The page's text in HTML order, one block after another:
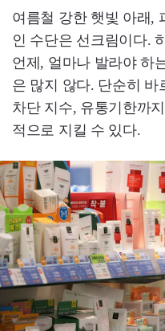
여름철 강한 햇빛 아래,
인 수단은 선크림이다.
언제, 얼마나 발라야 하
은 많지 않다. 단순히 바
차단 지수, 유통기한까
적으로 지킬 수 있다.